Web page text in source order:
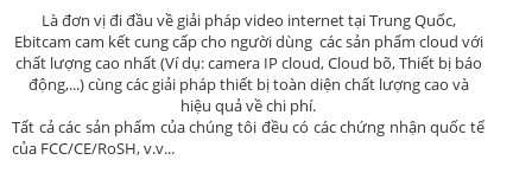
Là đơn vị đi đầu về giải pháp video internet tại Trung Quốc,
Ebitcam cam kết cung cấp cho người dùng các sản phẩm cloud với
chất lượng cao nhất (Ví dụ: camera IP cloud, Cloud bõ, Thiết bị báo
động,...) cùng các giải pháp thiết bị toàn diện chất lượng cao và
hiệu quả về chi phí.
Tất cả các sản phẩm của chúng tôi đều có các chứng nhận quốc tế
của FCC/CE/RoSH, v.v...